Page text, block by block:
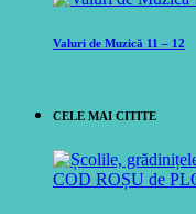
Valuri de Muzică 11 – 12
CELE MAI CITITE